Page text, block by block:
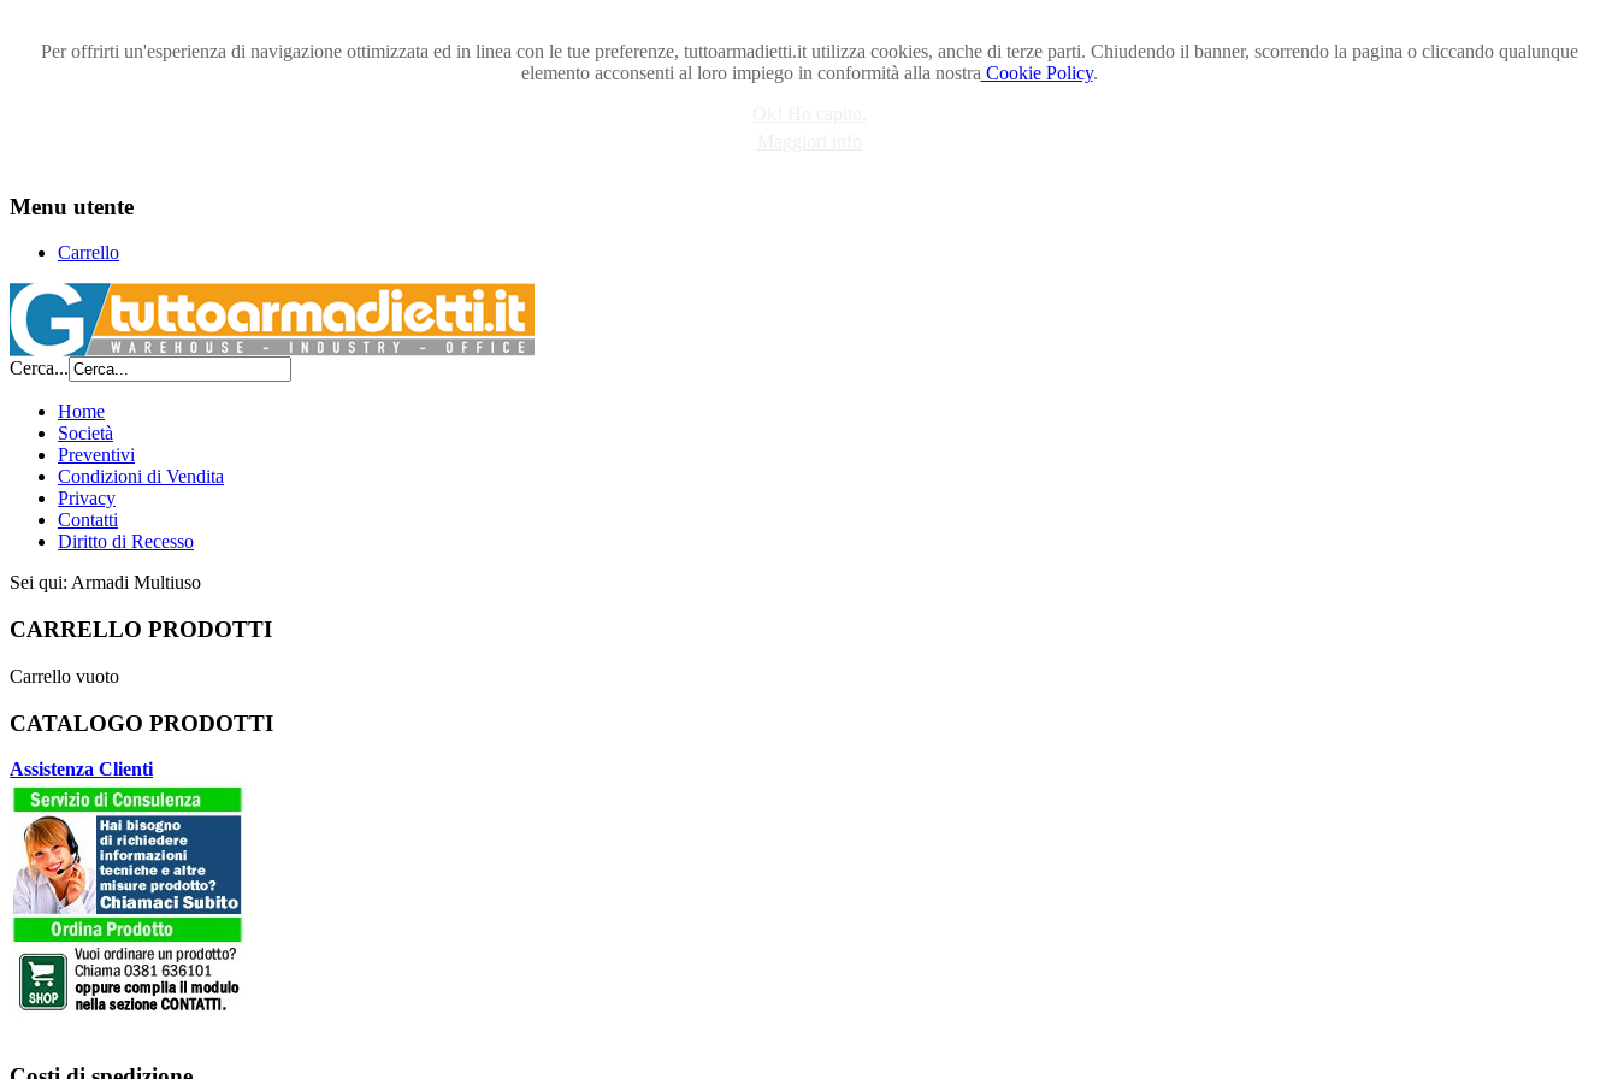
Per offrirti un'esperienza di navigazione ottimizzata ed in linea con le tue preferenze, tuttoarmadietti.it utilizza cookies, anche di terze parti. Chiudendo il banner, scorrendo la pagina o cliccando qualunque
elemento acconsenti al loro impiego in conformità alla nostra Cookie Policy.
Menu utente
Carrello
Cerca...
Home
Società
Preventivi
Condizioni di Vendita
Privacy
Contatti
Diritto di Recesso
Sei qui: Armadi Multiuso
CARRELLO PRODOTTI
Carrello vuoto
CATALOGO PRODOTTI
Assistenza Clienti